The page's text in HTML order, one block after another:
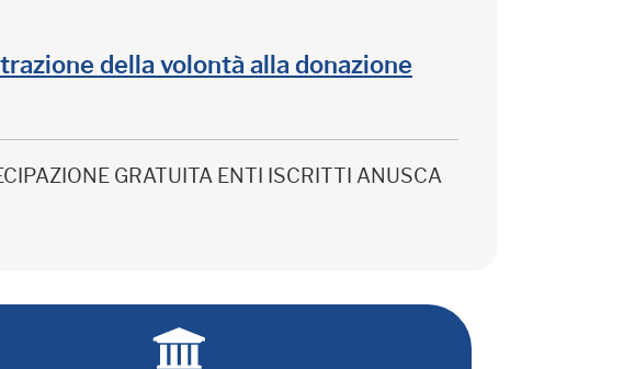
della volontà alla donazione
GRATUITA ENTI ISCRITTI ANUSCA